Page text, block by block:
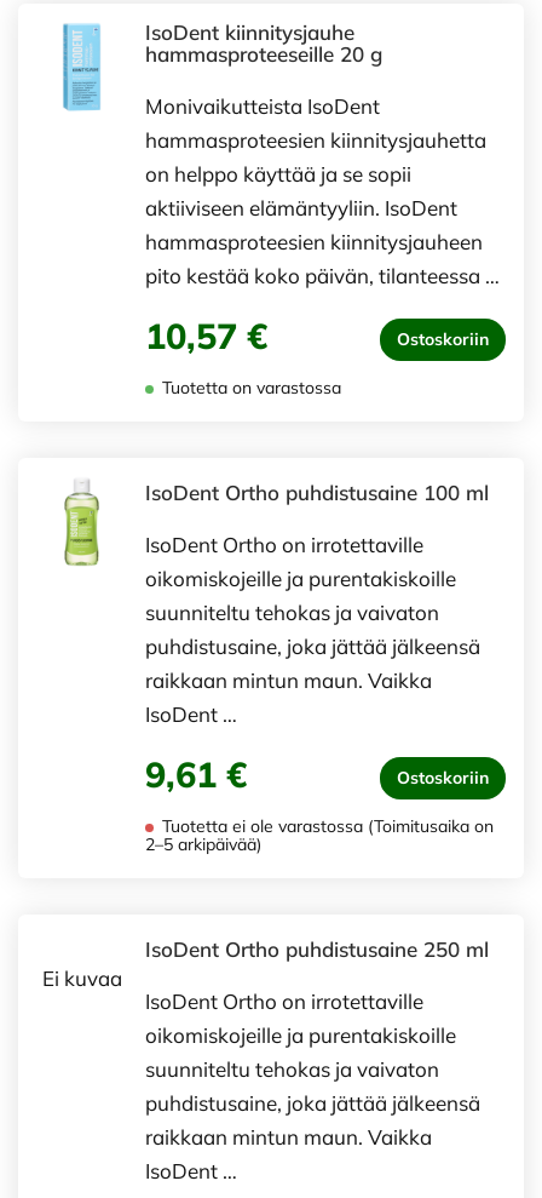
IsoDent kiinnitysjauhe
hammasproteeseille 20 g
Monivaikutteista IsoDent
hammasproteesien kiinnitysjauhetta
on helppo käyttää ja se sopii
aktiiviseen elämäntyyliin. IsoDent
hammasproteesien kiinnitysjauheen
pito kestää koko päivän, tilanteessa …
10,57 € Ostoskoriin
Tuotetta on varastossa
IsoDent Ortho puhdistusaine 100 ml
IsoDent Ortho on irrotettaville
oikomiskojeille ja purentakiskoille
suunniteltu tehokas ja vaivaton
puhdistusaine, joka jättää jälkeensä
raikkaan mintun maun. Vaikka
IsoDent …
9,61 € Ostoskoriin
Tuotetta ei ole varastossa (Toimitusaika on
2–5 arkipäivää)
Ei kuvaa
IsoDent Ortho puhdistusaine 250 ml
IsoDent Ortho on irrotettaville
oikomiskojeille ja purentakiskoille
suunniteltu tehokas ja vaivaton
puhdistusaine, joka jättää jälkeensä
raikkaan mintun maun. Vaikka
IsoDent …